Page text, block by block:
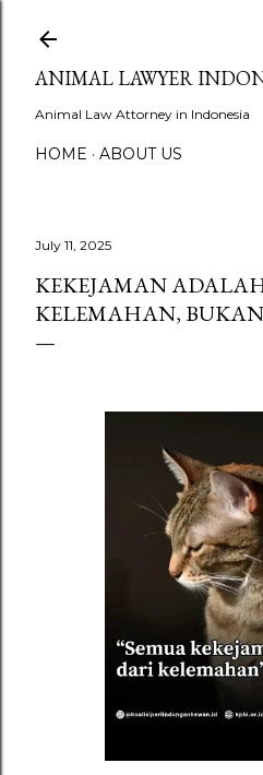
ANIMAL LAWYER
Animal Law Attorney in Indonesia
HOME ABOUT US
July 11, 2025
KEKEJAMAN
KELEMAHAN,